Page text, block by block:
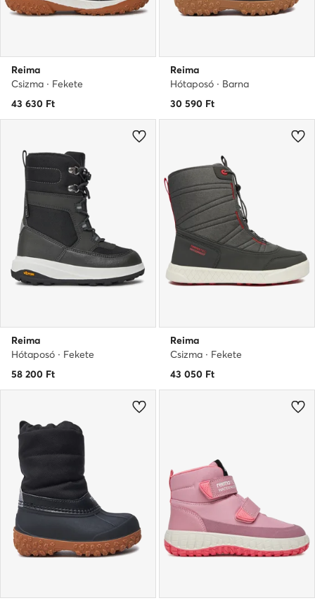
Reima
Csizma · Fekete
43 630 Ft
Reima
Hótaposó · Barna
30 590 Ft
Reima
Hótaposó · Fekete
58 200 Ft
Reima
Csizma · Fekete
43 050 Ft